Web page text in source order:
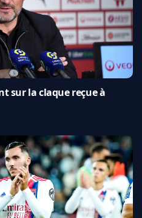
sur la claque reçue à